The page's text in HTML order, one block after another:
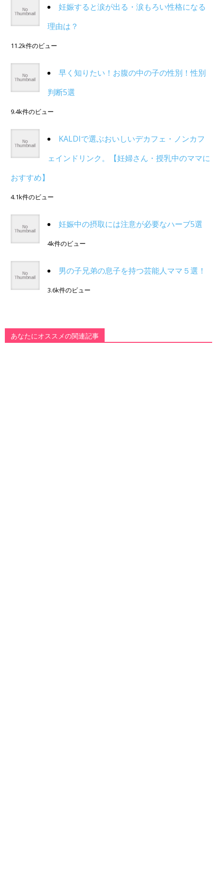
妊娠すると涙が出る・涙もろい性格になる
理由は？
11.2k件のビュー
早く知りたい！お腹の中の子の性別！性別
判断5選
9.4k件のビュー
KALDIで選ぶおいしいデカフェ・ノンカフ
ェインドリンク。【妊婦さん・授乳中のママに
おすすめ】
4.1k件のビュー
妊娠中の摂取には注意が必要なハーブ5選
4k件のビュー
男の子兄弟の息子を持つ芸能人ママ５選！
3.6k件のビュー
あなたにオススメの関連記事